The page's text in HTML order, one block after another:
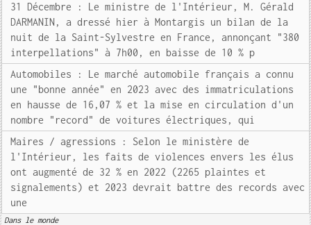
31 Décembre : Le ministre de l'Intérieur, M. Gérald
DARMANIN, a dressé hier à Montargis un bilan de la
nuit de la Saint-Sylvestre en France, annonçant "380
interpellations" à 7h00, en baisse de 10 % p
Automobiles : Le marché automobile français a connu
une "bonne année" en 2023 avec des immatriculations
en hausse de 16,07 % et la mise en circulation d'un
nombre "record" de voitures électriques, qui
Maires / agressions : Selon le ministère de
l'Intérieur, les faits de violences envers les élus
ont augmenté de 32 % en 2022 (2265 plaintes et
signalements) et 2023 devrait battre des records avec
une
Dans le monde